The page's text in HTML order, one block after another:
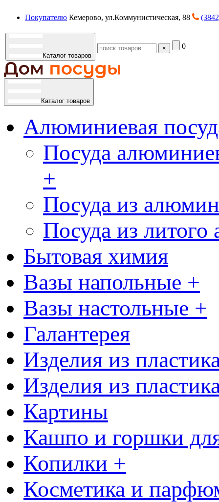
Покупателю Кемерово, ул.Коммунистическая, 88
Каталог товаров
× 0
Каталог товаров
Алюминиевая
Посуда
+
Посуда из
Посуда из
Бытовая химия
Вазы напольные +
Вазы настольные +
Галантерея
Изделия из
Изделия из
Картины
Кашпо и горшки
Копилки +
Косметика и